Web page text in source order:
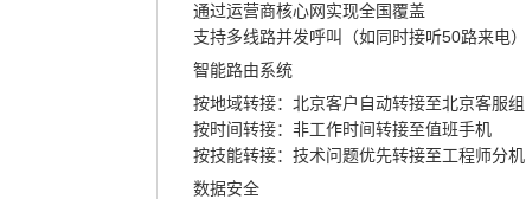
通过运营商核心网实现全国覆盖
支持多线路并发呼叫（如同时接听50路来电）
智能路由系统
按地域转接‌：北京客户自动转接至北京客服组
按时间转接‌：非工作时间转接至值班手机
按技能转接‌：技术问题优先转接至工程师分机
数据安全